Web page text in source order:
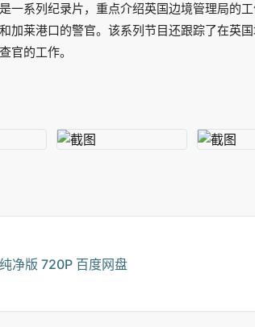
一系列纪录片，重点介绍英国边境管理局的
加莱港口的警官。该系列节目还跟踪了在英
官的工作。
净版 720P 百度网盘